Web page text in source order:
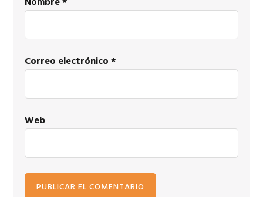
Correo electrónico*
Web